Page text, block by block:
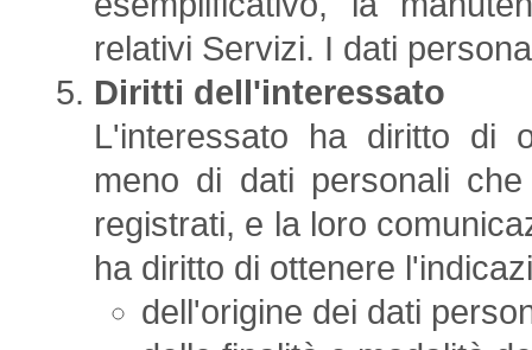
relativi Servizi. I dati
Diritti dell'interessato
L'interessato ha diritto di
meno di dati personali
registrati, e la loro
ha diritto di ottenere
dell'origine dei dati